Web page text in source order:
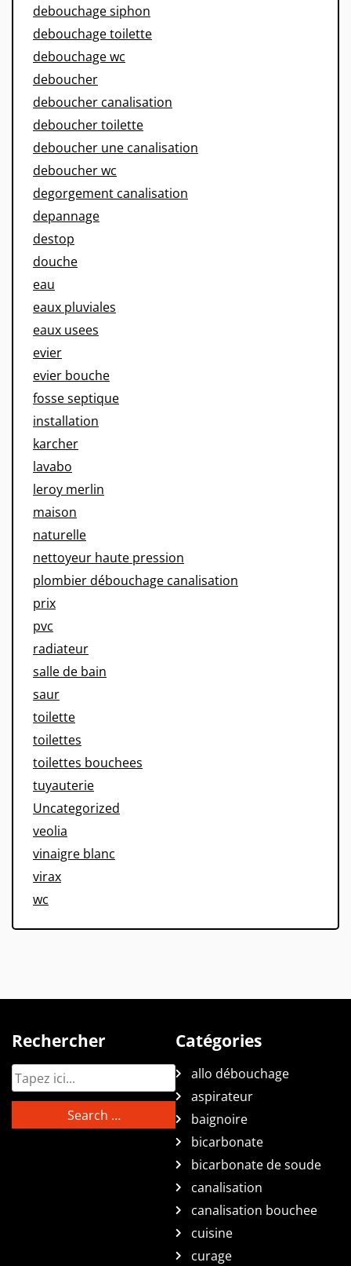
debouchage siphon
debouchage toilette
debouchage wc
deboucher
deboucher canalisation
deboucher toilette
deboucher une canalisation
deboucher wc
degorgement canalisation
depannage
destop
douche
eau
eaux pluviales
eaux usees
evier
evier bouche
fosse septique
installation
karcher
lavabo
leroy merlin
maison
naturelle
nettoyeur haute pression
plombier débouchage canalisation
prix
pvc
radiateur
salle de bain
saur
toilette
toilettes
toilettes bouchees
tuyauterie
Uncategorized
veolia
vinaigre blanc
virax
wc
Rechercher Catégories
allo débouchage
aspirateur
baignoire
bicarbonate
bicarbonate de soude
canalisation
canalisation bouchee
cuisine
curage